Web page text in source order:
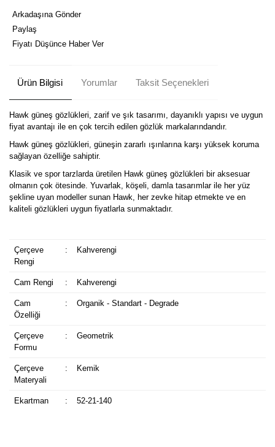
Arkadaşına Gönder
Paylaş
Fiyatı Düşünce Haber Ver
Ürün Bilgisi Yorumlar Taksit Seçenekleri
Hawk güneş gözlükleri, zarif ve şık tasarımı, dayanıklı yapısı ve uygun
fiyat avantajı ile en çok tercih edilen gözlük markalarındandır.
Hawk güneş gözlükleri, güneşin zararlı ışınlarına karşı yüksek koruma
sağlayan özelliğe sahiptir.
Klasik ve spor tarzlarda üretilen Hawk güneş gözlükleri bir aksesuar
olmanın çok ötesinde. Yuvarlak, köşeli, damla tasarımlar ile her yüz
şekline uyan modeller sunan Hawk, her zevke hitap etmekte ve en
kaliteli gözlükleri uygun fiyatlarla sunmaktadır.
Çerçeve
Rengi
: Kahverengi
Cam Rengi : Kahverengi
Cam
Özelliği
: Organik - Standart - Degrade
Çerçeve
Formu
: Geometrik
Çerçeve
Materyali
: Kemik
Ekartman : 52-21-140